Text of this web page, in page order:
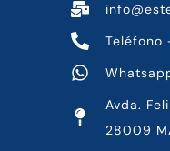
Teléfono
Avda.
28009